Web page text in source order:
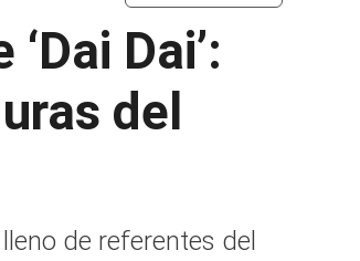
Dai’:
del
de referentes del